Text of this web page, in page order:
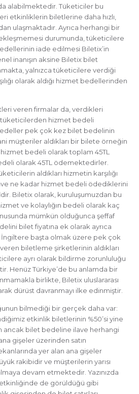
alabilmektedir. Tüketiciler bu
etkinliklerin biletlerine daha hızlı,
ulaşmaktadır. Ayrıca herhangi bir
durumunda, tüketicilere
iade edilmesi Biletix’in
inanışın aksine Biletix bilet
yalnızca tüketicilere verdiği
olarak aldığı hizmet bedellerinden
veren firmalar da, verdikleri
tüketicilerden hizmet bedeli
pek çok kez bilet bedelinin
müşteriler aldıkları bir bilete örneğin
bedeli olarak toplam 45TL
olarak 45TL ödemektedirler.
aldıkları hizmetin karşılığı
ne kadar hizmet bedeli ödediklerini
Biletix olarak, kuruluşumuzdan bu
ve kolaylığın bedeli olarak kaç
mümkün olduğunca şeffaf
bilet fiyatına ek olarak ayrıca
başta olmak üzere pek çok
biletleme şirketlerinin aldıkları
ayrı olarak bildirme zorunluluğu
Henüz Türkiye’de bu anlamda bir
birlikte, Biletix uluslararası
dürüst davranmayı ilke edinmiştir.
bilmediği bir gerçek daha var:
etkinlik biletlerinin %50’si yine
ancak bilet bedeline ilave herhangi
gişeler üzerinden satın
yer alan ana gişeler
rakibidir ve müşterilerin yarısı
devam etmektedir. Yazınızda
de görüldüğü gibi